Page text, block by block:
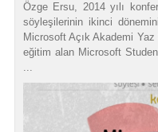
Özge Ersu, 2014 yılı
söyleşilerinin ikinci
Microsoft Açık Akademi
eğitim alan Microsoft
...